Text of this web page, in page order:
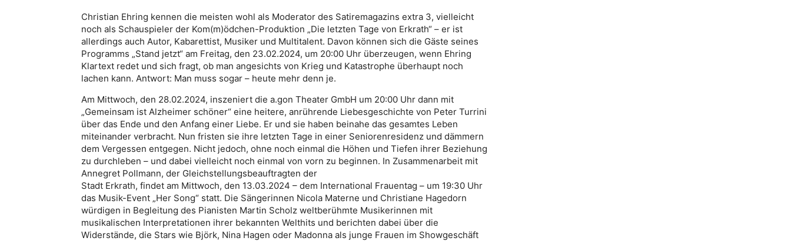
Christian Ehring kennen die meisten wohl als Moderator des Satiremagazins extra 3, vielleicht
noch als Schauspieler der Kom(m)ödchen-Produktion „Die letzten Tage von Erkrath“ – er ist
allerdings auch Autor, Kabarettist, Musiker und Multitalent. Davon können sich die Gäste seines
Programms „Stand jetzt“ am Freitag, den 23.02.2024, um 20:00 Uhr überzeugen, wenn Ehring
Klartext redet und sich fragt, ob man angesichts von Krieg und Katastrophe überhaupt noch
lachen kann. Antwort: Man muss sogar – heute mehr denn je.
Am Mittwoch, den 28.02.2024, inszeniert die a.gon Theater GmbH um 20:00 Uhr dann mit
„Gemeinsam ist Alzheimer schöner“ eine heitere, anrührende Liebesgeschichte von Peter Turrini
über das Ende und den Anfang einer Liebe. Er und sie haben beinahe das gesamtes Leben
miteinander verbracht. Nun fristen sie ihre letzten Tage in einer Seniorenresidenz und dämmern
dem Vergessen entgegen. Nicht jedoch, ohne noch einmal die Höhen und Tiefen ihrer Beziehung
zu durchleben – und dabei vielleicht noch einmal von vorn zu beginnen. In Zusammenarbeit mit
Annegret Pollmann, der Gleichstellungsbeauftragten der
Stadt Erkrath, findet am Mittwoch, den 13.03.2024 – dem International Frauentag – um 19:30 Uhr
das Musik-Event „Her Song“ statt. Die Sängerinnen Nicola Materne und Christiane Hagedorn
würdigen in Begleitung des Pianisten Martin Scholz weltberühmte Musikerinnen mit
musikalischen Interpretationen ihrer bekannten Welthits und berichten dabei über die
Widerstände, die Stars wie Björk, Nina Hagen oder Madonna als junge Frauen im Showgeschäft